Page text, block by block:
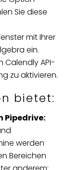
Sie diese
mit Ihrer
ein.
Calendly API-
zu aktivieren.
bietet:
Pipedrive:
werden
Bereichen